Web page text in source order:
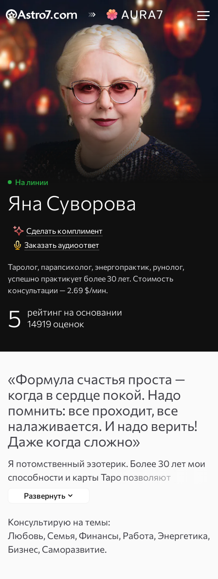
Адрес
или
телефон
Пароль
Войти
пароль
На линии
Яна Суворова
Таролог, парапсихолог, энергопрактик, рунолог,
успешно практикует более 30 лет. Стоимость
консультации — 2.69 $/мин.
Сделать комплимент
Заказать аудиоответ
5
рейтинг на основании
14919 оценок
«Формула счастья проста —
когда в сердце покой. Надо
помнить: все проходит, все
налаживается. И надо верить!
Даже когда сложно»
Я потомственный эзотерик. Более 30 лет мои
способности и карты Таро позволяют
находить и устранять причины Ваших
проблем. Помогу вспомнить прошлое,
осознать настоящее и найти лучшее решение
для достижения цели в будущем. Чувствую
энергетику по голосу или фантому,
Развернуть
Консультирую на темы:
Любовь, Семья, Финансы, Работа, Энергетика,
Бизнес, Саморазвитие.